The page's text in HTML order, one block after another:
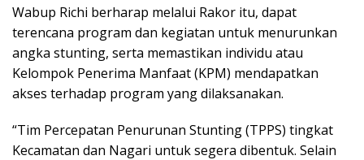
Wabup Richi berharap melalui Rakor itu, dapat
terencana program dan kegiatan untuk menurunkan
angka stunting, serta memastikan individu atau
Kelompok Penerima Manfaat (KPM) mendapatkan
akses terhadap program yang dilaksanakan.
“Tim Percepatan Penurunan Stunting (TPPS) tingkat
Kecamatan dan Nagari untuk segera dibentuk. Selain